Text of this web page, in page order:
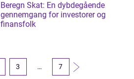
Beregn Skat: En dybdegående
gennemgang for investorer og
finansfolk
3 … 7